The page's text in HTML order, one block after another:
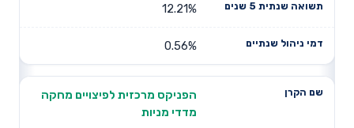
12.21%
0.56%
הפניקס מרכזית לפיצויים מחקה
מדדי מניות